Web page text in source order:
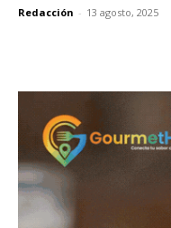
Redacción - 13 agosto, 2025